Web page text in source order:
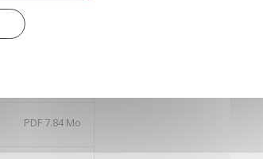
PDF 1.05 Mo
PDF 7.84 Mo